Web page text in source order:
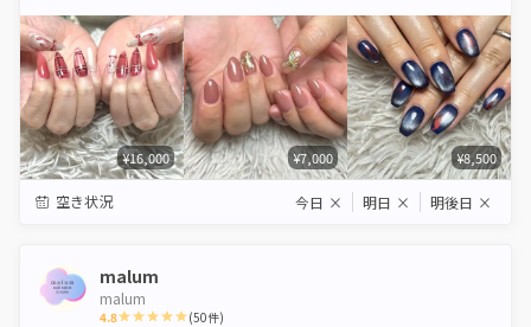
¥16,000 ¥7,000 ¥8,500
空き状況 今日 × 明日 × 明後日 ×
malum
malum
4.8 (50件)